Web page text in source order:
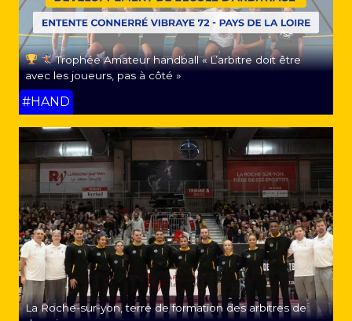
Trophée Amateur handball « L’arbitre doit être
avec les joueurs, pas à côté »
#HAND
La Roche-sur-yon, terre de formation des arbitres de